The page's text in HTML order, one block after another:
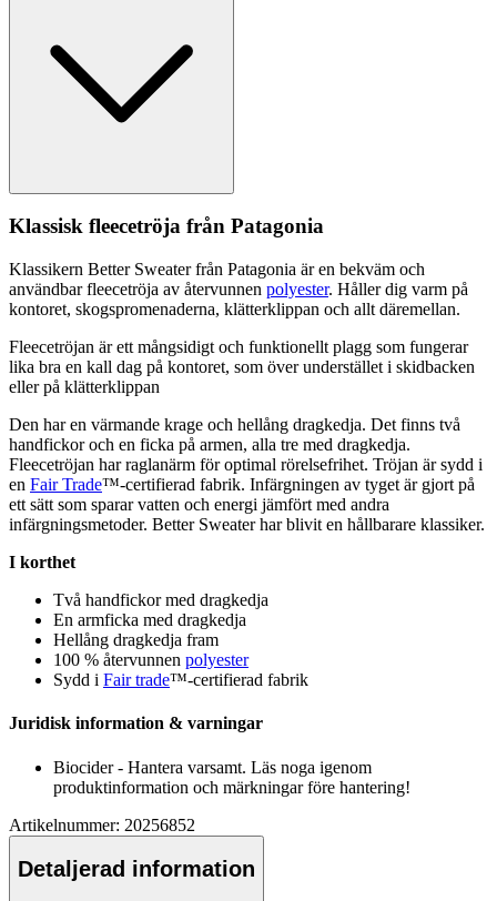
Klassisk fleecetröja från Patagonia
Klassikern Better Sweater från Patagonia är en bekväm och
användbarfleecetröja av återvunnen polyester. Håller dig varm på
kontoret, skogspromenaderna, klätterklippan och allt däremellan.
Fleecetröjan är ett mångsidigt och funktionellt plagg som fungerar
lika bra en kall dag på kontoret, som över understället i skidbacken
eller på klätterklippan
Den har en värmande krage och hellång dragkedja. Det finns två
handfickor och en ficka på armen, alla tre med dragkedja.
Fleecetröjan har raglanärm för optimal rörelsefrihet. Tröjan är sydd i
en Fair Trade™-certifierad fabrik. Infärgningen av tyget är gjort på
ett sätt som sparar vatten och energi jämfört med andra
infärgningsmetoder. Better Sweater har blivit en hållbarare klassiker.
I korthet
Två handfickor med dragkedja
En armficka med dragkedja
Hellång dragkedja fram
100 % återvunnen polyester
Sydd i Fair trade™-certifierad fabrik
Juridisk information & varningar
Biocider - Hantera varsamt. Läs noga igenom
produktinformation och märkningar före hantering!
Artikelnummer: 20256852
Detaljerad information